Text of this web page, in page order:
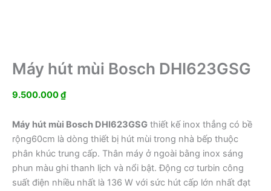
Máy hút mùi Bosch DHI623GSG
9.500.000₫
Máy hút mùi Bosch DHI623GSG thiết kế inox thẳng có bề
rộng60cm là dòng thiết bị hút mùi trong nhà bếp thuộc
phân khúc trung cấp. Thân máy ở ngoài bằng inox sáng
phun màu ghi thanh lịch và nổi bật. Động cơ turbin công
suất điện nhiều nhất là 136 W với sức hút cấp lớn nhất đạt